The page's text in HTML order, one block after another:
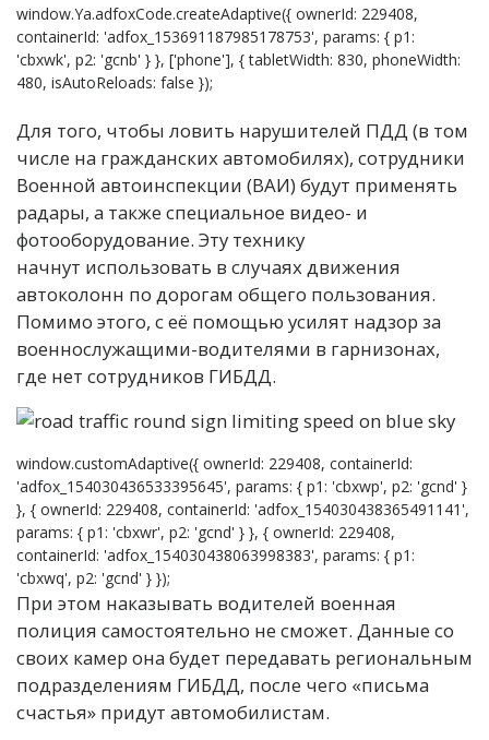
window.Ya.adfoxCode.createAdaptive({ ownerId: 229408,
containerId: 'adfox_153691187985178753', params: { p1:
'cbxwk', p2: 'gcnb' } }, ['phone'], { tabletWidth: 830, phoneWidth:
480, isAutoReloads: false });
Для того, чтобы ловить нарушителей ПДД (в том
числе на гражданских автомобилях), сотрудники
Военной автоинспекции (ВАИ) будут применять
радары, а также специальное видео- и
фотооборудование. Эту технику
начнут использовать в случаях движения
автоколонн по дорогам общего пользования.
Помимо этого, с её помощью усилят надзор за
военнослужащими-водителями в гарнизонах,
где нет сотрудников ГИБДД.
window.customAdaptive({ ownerId: 229408, containerId:
'adfox_154030436533395645', params: { p1: 'cbxwp', p2: 'gcnd' }
}, { ownerId: 229408, containerId: 'adfox_154030438365491141',
params: { p1: 'cbxwr', p2: 'gcnd' } }, { ownerId: 229408,
containerId: 'adfox_154030438063998383', params: { p1:
'cbxwq', p2: 'gcnd' } });
При этом наказывать водителей военная
полиция самостоятельно не сможет. Данные со
своих камер она будет передавать региональным
подразделениям ГИБДД, после чего «письма
счастья» придут автомобилистам.